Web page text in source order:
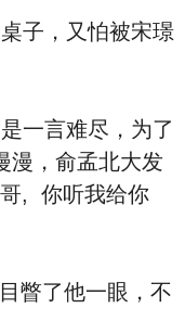
子，又怕被宋璟
言难尽，为了
漫，俞孟北大发
, 你听我给你
了他一眼，不